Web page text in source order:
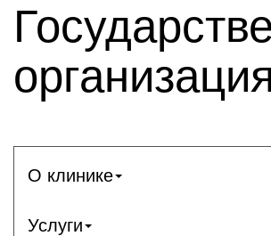
организация
О клинике
Услуги